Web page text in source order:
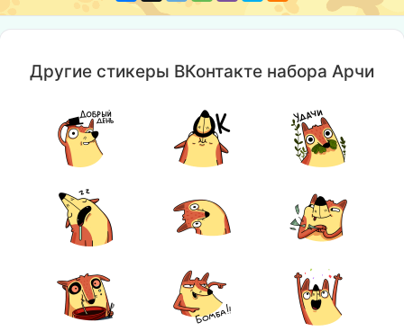
Другие стикеры ВКонтакте набора Арчи